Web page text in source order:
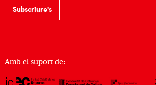
Subscriure's
Amb el suport de: